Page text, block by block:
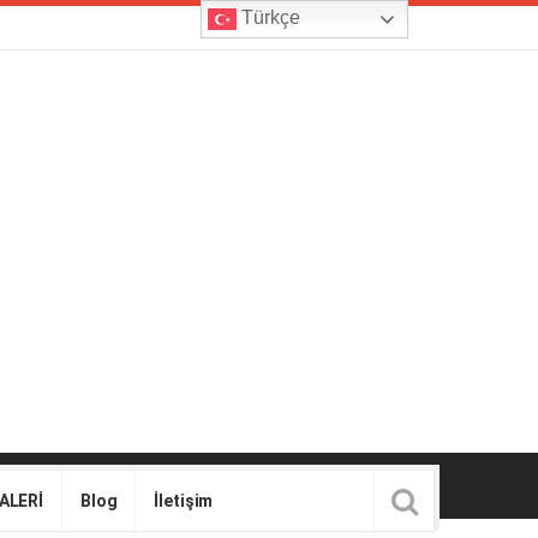
Blog İletişim
Türkçe